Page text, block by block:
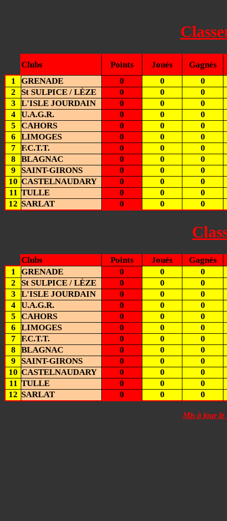
Clubs Points Joués
Gagnés
1
GRENADE 0 0
0
2
St SULPICE / LÈZE 0 0
0
3
L'ISLE JOURDAIN 0 0
0
4
U.A.G.R. 0 0
0
5
CAHORS 0 0
0
6
LIMOGES 0 0
0
7
F.C.T.T. 0 0
0
8
BLAGNAC 0 0
0
9
SAINT-GIRONS 0 0
0
10 CASTELNAUDARY 0 0
0
11 TULLE 0 0
0
12 SARLAT 0 0 0
Clubs Points Joués
Gagnés
1
GRENADE 0 0
0
2
St SULPICE / LÈZE 0 0
0
3
L'ISLE JOURDAIN 0 0
0
4
U.A.G.R. 0 0
0
5
CAHORS 0 0
0
6
LIMOGES 0 0
0
7
F.C.T.T. 0 0
0
8
BLAGNAC 0 0
0
9
SAINT-GIRONS 0 0
0
10 CASTELNAUDARY 0 0
0
11 TULLE 0 0
0
12 SARLAT 0 0 0
Mis à jour le